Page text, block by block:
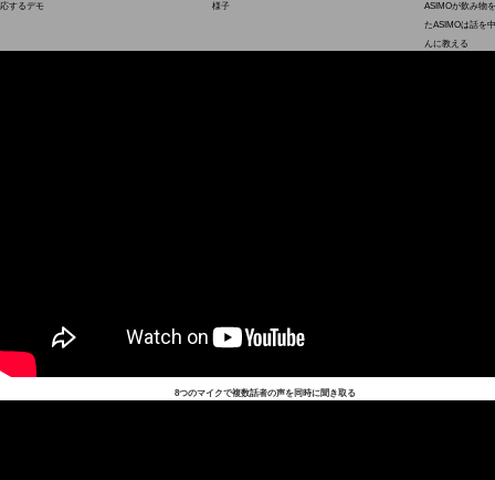
応するデモ
様子
ASIMOが飲み物
たASIMOは話を
んに教える
8つのマイクで複数話者の声を同時に聞き取る